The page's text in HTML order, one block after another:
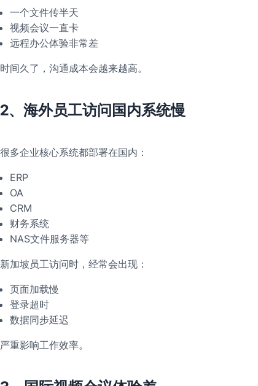
一个文件传半天
视频会议一直卡
远程办公体验非常差
时间久了，沟通成本会越来越高。
2、海外员工访问国内系统慢
很多企业核心系统都部署在国内：
ERP
OA
CRM
财务系统
NAS文件服务器等
新加坡员工访问时，经常会出现：
页面加载慢
登录超时
数据同步延迟
严重影响工作效率。